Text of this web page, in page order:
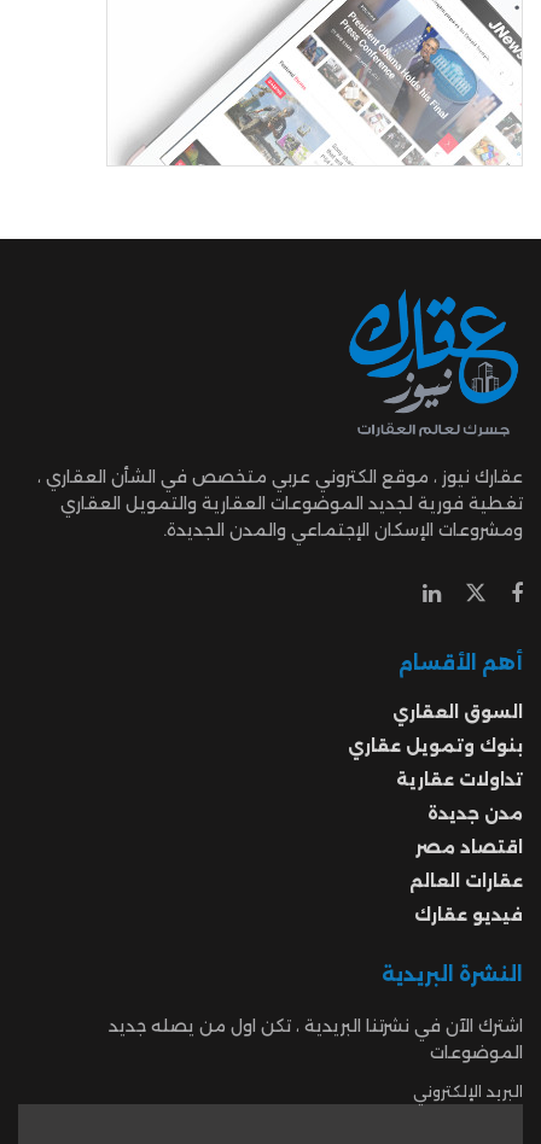
عقارك نيوز ، موقع الكتروني عربي متخصص في الشأن العقاري ،
تغطية فورية لجديد الموضوعات العقارية والتمويل العقاري
ومشروعات الإسكان الإجتماعي والمدن الجديدة.
أهم الأقسام
السوق العقاري
بنوك وتمويل عقاري
تداولات عقارية
مدن جديدة
اقتصاد مصر
عقارات العالم
فيديو عقارك
النشرة البريدية
اشترك الآن في نشرتنا البريدية ، تكن اول من يصله جديد
الموضوعات
البريد الإلكتروني